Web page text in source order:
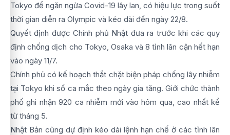
Tokyo để ngăn ngừa Covid-19 lây lan, có hiệu lực trong suốt
thời gian diễn ra Olympic và kéo dài đến ngày 22/8.
Quyết định được Chính phủ Nhật đưa ra trước khi các quy
định chống dịch cho Tokyo, Osaka và 8 tỉnh lân cận hết hạn
vào ngày 11/7.
Chính phủ có kế hoạch thắt chặt biện pháp chống lây nhiễm
tại Tokyo khi số ca mắc theo ngày gia tăng. Giới chức thành
phố ghi nhận 920 ca nhiễm mới vào hôm qua, cao nhất kể
từ tháng 5.
Nhật Bản cũng dự định kéo dài lệnh hạn chế ở các tỉnh lân